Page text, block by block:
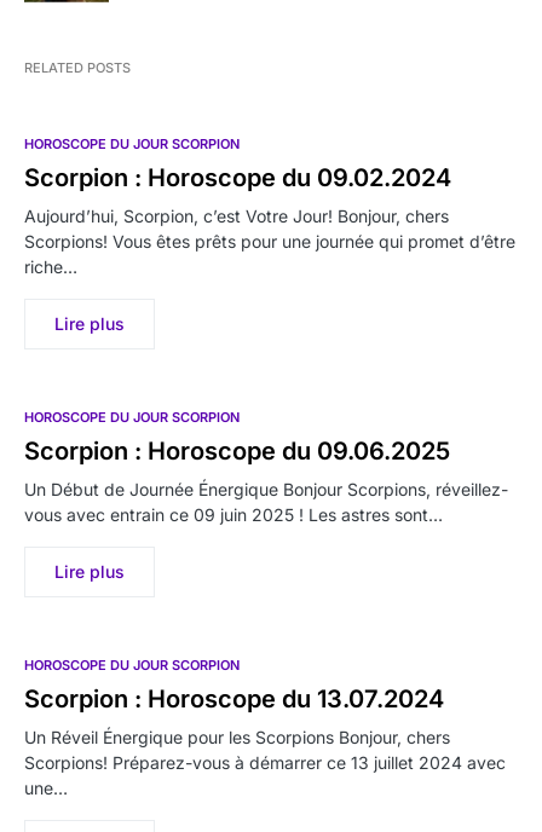
RELATED POSTS
HOROSCOPE DU JOUR SCORPION
Scorpion : Horoscope du 09.02.2024
Aujourd’hui, Scorpion, c’est Votre Jour! Bonjour, chers
Scorpions! Vous êtes prêts pour une journée qui promet d’être
riche…
Lire plus
HOROSCOPE DU JOUR SCORPION
Scorpion : Horoscope du 09.06.2025
Un Début de Journée Énergique Bonjour Scorpions, réveillez-
vous avec entrain ce 09 juin 2025 ! Les astres sont…
Lire plus
HOROSCOPE DU JOUR SCORPION
Scorpion : Horoscope du 13.07.2024
Un Réveil Énergique pour les Scorpions Bonjour, chers
Scorpions! Préparez-vous à démarrer ce 13 juillet 2024 avec
une…